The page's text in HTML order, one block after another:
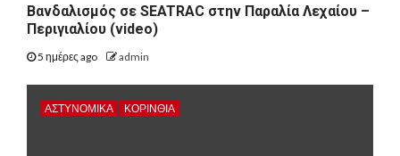
Βανδαλισμός σε SEATRAC στην Παραλία Λεχαίου –
Περιγιαλίου (video)
5 ημέρες ago admin
ΑΣΤΥΝΟΜΙΚΑ ΚΟΡΙΝΘΊΑ